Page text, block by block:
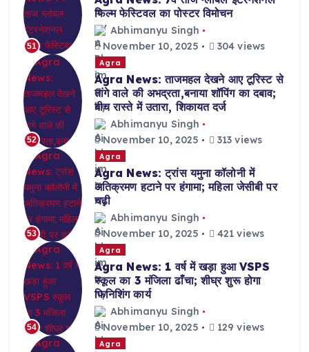
51
फिल्म फेस्टिवल का पोस्टर विमोचन
Abhimanyu Singh
November 10, 2025
304 views
52
Agra
Agra News: ताजमहल देखने आए टूरिस्ट से
तांगे वाले की अभद्रता,बनाया शॉपिंग का दबाव;
बीच रास्ते में उतारा, शिकायत दर्ज
Abhimanyu Singh
November 10, 2025
313 views
53
Agra
Agra News: ट्रांस यमुना कॉलोनी में
अतिक्रमण हटाने पर हंगामा; महिला जेसीबी पर
चढ़ी
Abhimanyu Singh
November 10, 2025
421 views
54
Agra
Agra News: 1 वर्ष में खड़ा हुआ VSPS
स्कूल का 3 मंजिला ढाँचा; शीघ्र शुरू होगा
फिनिशिंग कार्य
Abhimanyu Singh
November 10, 2025
129 views
Agra